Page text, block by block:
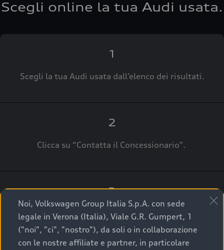
Scegli online la tua Audi usata.
1
Scegli la tua Audi usata dall’elenco dei risultati.
2
Clicca su “Contatta il Concessionario".
3
A breve verrai ricontattato dal Customer Care
Audi Center o direttamente dal Concessionario
che ti supporterà per finalizzare la tua richiesta.
Noi, Volkswagen Group Italia S.p.A. con sede
legale in Verona (Italia), Viale G.R. Gumpert, 1
("noi", "ci", "nostro"), da soli o in collaborazione
con le nostre affiliate e partner, in particolare